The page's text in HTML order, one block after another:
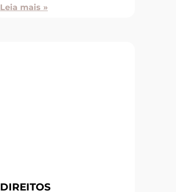
Leia mais »
DIREITOS